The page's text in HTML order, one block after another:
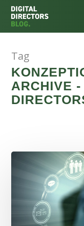
Hit enter to search or
Tag
ARCHIVE